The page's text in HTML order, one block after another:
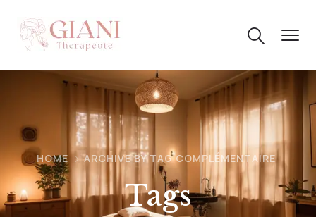
HOME ARCHIVE BY TAG COMPLÉMENTAIRE
Tags